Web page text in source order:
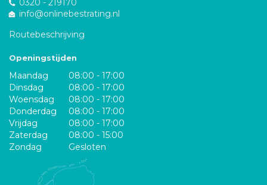
0320 - 219170
info@onlinebestrating.nl
Routebeschrijving
Openingstijden
Maandag
08:00 - 17:00
Dinsdag
08:00 - 17:00
Woensdag
08:00 - 17:00
Donderdag
08:00 - 17:00
Vrijdag
08:00 - 17:00
Zaterdag
08:00 - 15:00
Zondag
Gesloten